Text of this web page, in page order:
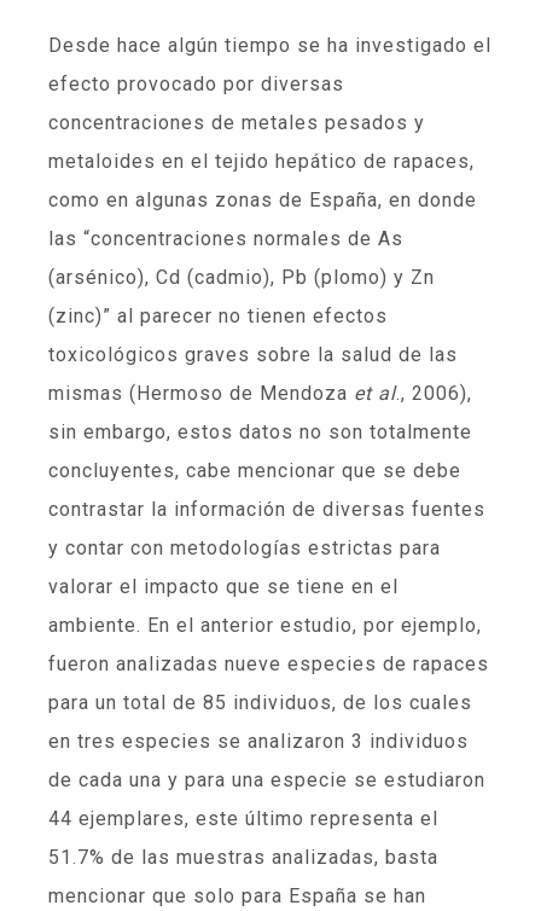
Desde hace algún tiempo se ha investigado el
efecto provocado por diversas
concentraciones de metales pesados y
metaloides en el tejido hepático de rapaces,
como en algunas zonas de España, en donde
las “concentraciones normales de As
(arsénico), Cd (cadmio), Pb (plomo) y Zn
(zinc)” al parecer no tienen efectos
toxicológicos graves sobre la salud de las
mismas (Hermoso de Mendoza et al., 2006),
sin embargo, estos datos no son totalmente
concluyentes, cabe mencionar que se debe
contrastar la información de diversas fuentes
y contar con metodologías estrictas para
valorar el impacto que se tiene en el
ambiente. En el anterior estudio, por ejemplo,
fueron analizadas nueve especies de rapaces
para un total de 85 individuos, de los cuales
en tres especies se analizaron 3 individuos
de cada una y para una especie se estudiaron
44 ejemplares, este último representa el
51.7% de las muestras analizadas, basta
mencionar que solo para España se han